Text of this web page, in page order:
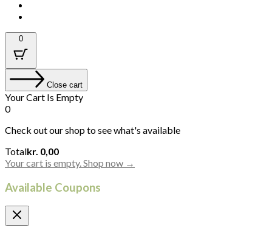
0
Close cart
Your Cart Is Empty
0
Check out our shop to see what's available
Cart
Total:
Totalkr. 0,00
Your cart is empty. Shop now →
Available Coupons